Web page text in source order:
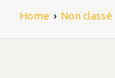
Home › Non classé